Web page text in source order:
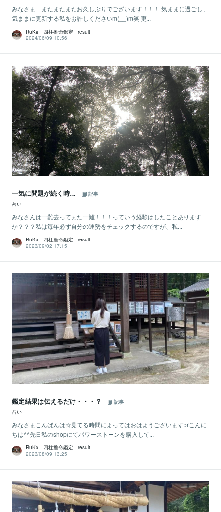
みなさま、またまたまたお久しぶりでございます！！！ 気ままに過ごし、
気ままに更新する私をお許しくださいm(__)m笑 更...
RuKa 四柱推命鑑定 result
2024/06/09 10:56
一気に問題が続く時…
記事
占い
みなさんは一難去ってまた一難！！！っていう経験はしたことあります
か？？？私は毎年必ず自分の運勢をチェックするのですが、私...
RuKa 四柱推命鑑定 result
2023/09/02 17:15
鑑定結果は伝えるだけ・・・？
記事
占い
みなさまこんばんは☆見てる時間によってはおはようございますorこんに
ちは^^先日私のshopにてパワーストーンを購入して...
RuKa 四柱推命鑑定 result
2023/08/09 13:25